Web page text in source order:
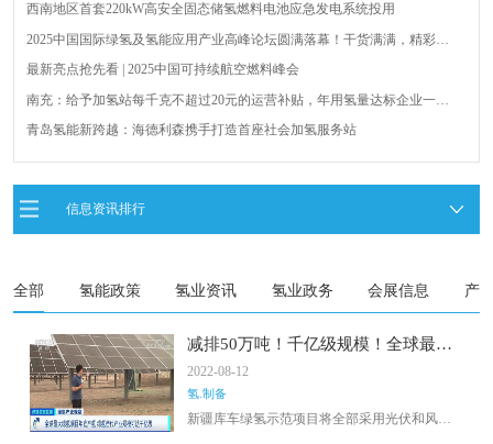
西南地区首套220kW高安全固态储氢燃料电池应急发电系统投用
2025中国国际绿氢及氢能应用产业高峰论坛圆满落幕！干货满满，精彩瞬
最新亮点抢先看 | 2025中国可持续航空燃料峰会
南充：给予加氢站每千克不超过20元的运营补贴，年用氢量达标企业一次
青岛氢能新跨越：海德利森携手打造首座社会加氢服务站
全球首台套！240吨氢能矿用刚性自卸车联合开发协议签署暨项目阶段开发
荷兰氢能产业联盟到访天德工业装备，与市区相关领导就威海文登区氢能
信息资讯排行
全部 氢能政策 氢业资讯 氢业政务 会展信息 产
减排50万吨！千亿级规模！全球最大
绿氢项目来了
2022-08-12
氢.制备
新疆库车绿氢示范项目将全部采用光伏和风电